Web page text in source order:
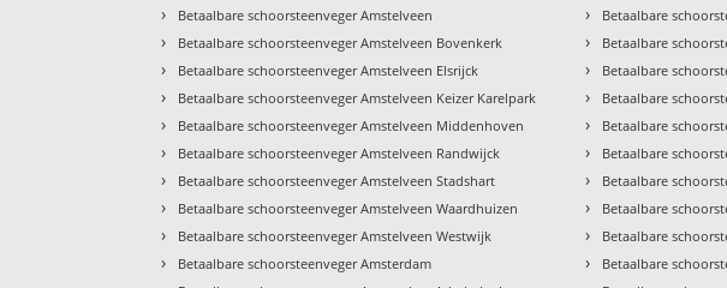
› Betaalbare schoorsteenveger Amstelveen
› Betaalbare schoorsteenveger Amstelveen Bovenkerk
› Betaalbare schoorsteenveger Amstelveen Elsrijck
› Betaalbare schoorsteenveger Amstelveen Keizer Karelpark
› Betaalbare schoorsteenveger Amstelveen Middenhoven
› Betaalbare schoorsteenveger Amstelveen Randwijck
› Betaalbare schoorsteenveger Amstelveen Stadshart
› Betaalbare schoorsteenveger Amstelveen Waardhuizen
› Betaalbare schoorsteenveger Amstelveen Westwijk
› Betaalbare schoorsteenveger Amsterdam
› Betaalbare
› Betaalbare
› Betaalbare
› Betaalbare
› Betaalbare
› Betaalbare
› Betaalbare
› Betaalbare
› Betaalbare
› Betaalbare